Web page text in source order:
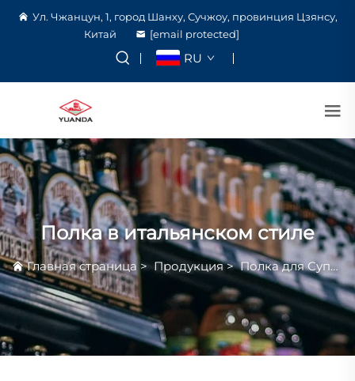
Ул. Чжанцун, 1, город Шанху, Сучжоу, провинция Цзянсу,
Китай
[email protected]
RU
Полка в итальянском стиле
Главная страница > Продукция>Полка для Супермаркета